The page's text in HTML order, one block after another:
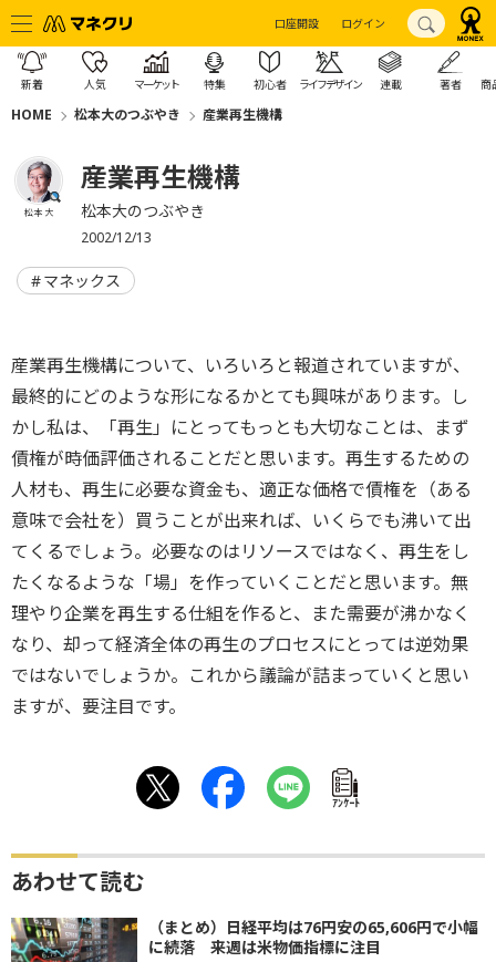
口座開設 ログイン
新着 人気 マーケット 特集 初心者 ライフデザイン 連載 著者 商
HOME 松本大のつぶやき 産業再生機構
松本 大
産業再生機構
松本大のつぶやき
2002/12/13
マネックス
産業再生機構について、いろいろと報道されていますが、
最終的にどのような形になるかとても興味があります。し
かし私は、「再生」にとってもっとも大切なことは、まず
債権が時価評価されることだと思います。再生するための
人材も、再生に必要な資金も、適正な価格で債権を（ある
意味で会社を）買うことが出来れば、いくらでも沸いて出
てくるでしょう。必要なのはリソースではなく、再生をし
たくなるような「場」を作っていくことだと思います。無
理やり企業を再生する仕組を作ると、また需要が沸かなく
なり、却って経済全体の再生のプロセスにとっては逆効果
ではないでしょうか。これから議論が詰まっていくと思い
ますが、要注目です。
ｱﾝｹｰﾄ
あわせて読む
（まとめ）日経平均は76円安の65,606円で小幅
に続落 来週は米物価指標に注目